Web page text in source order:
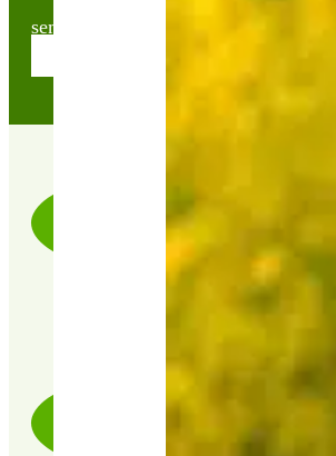
sembio@partnerandco.fr
LIVRAISON RAPIDE &